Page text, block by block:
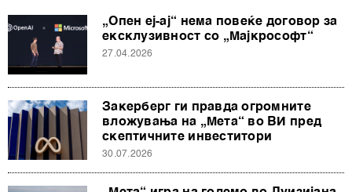
„Опен еј-ај“ нема повеќе договор за
ексклузивност со „Мајкрософт“
27.04.2026
Закерберг ги правда огромните
вложувања на „Мета“ во ВИ пред
скептичните инвеститори
30.07.2026